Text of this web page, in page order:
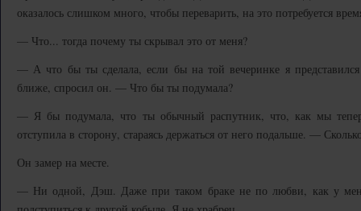
оказалось слишком много, чтобы переварить, на это потребуется
— Что... тогда почему ты скрывал это от меня?
— А что бы ты сделала, если бы на той вечеринке я
ближе, спросил он. — Что бы ты подумала?
— Я бы подумала, что ты обычный распутник, что, как мы
отступила в сторону, стараясь держаться от него подальше. —
Он замер на месте.
— Ни одной, Дэш. Даже при таком браке не по любви, как у